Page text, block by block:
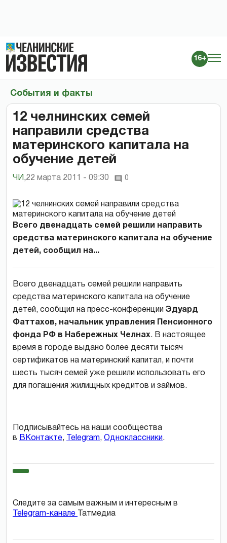
16+
События и факты
12 челнинских семей
направили средства
материнского капитала на
обучение детей
ЧИ ,22 марта 2011 - 09:30 0
Всего двенадцать семей решили направить
средства материнского капитала на обучение
детей, сообщил на...
Всего двенадцать семей решили направить
средства материнского капитала на обучение
детей, сообщил на пресс-конференции Эдуард
Фаттахов, начальник управления Пенсионного
фонда РФ в Набережных Челнах. В настоящее
время в городе выдано более десяти тысяч
сертификатов на материнский капитал, и почти
шесть тысяч семей уже решили использовать его
для погашения жилищных кредитов и займов.
Подписывайтесь на наши сообщества
в ВКонтакте, Telegram, Одноклассники.
Следите за самым важным и интересным в
Telegram-канале
Татмедиа